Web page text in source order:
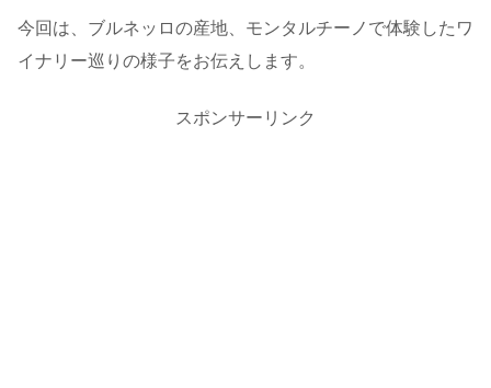
今回は、ブルネッロの産地、モンタルチーノで体験したワ
イナリー巡りの様子をお伝えします。
スポンサーリンク